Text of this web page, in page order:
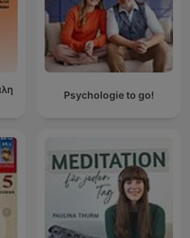
Psychologie to go!